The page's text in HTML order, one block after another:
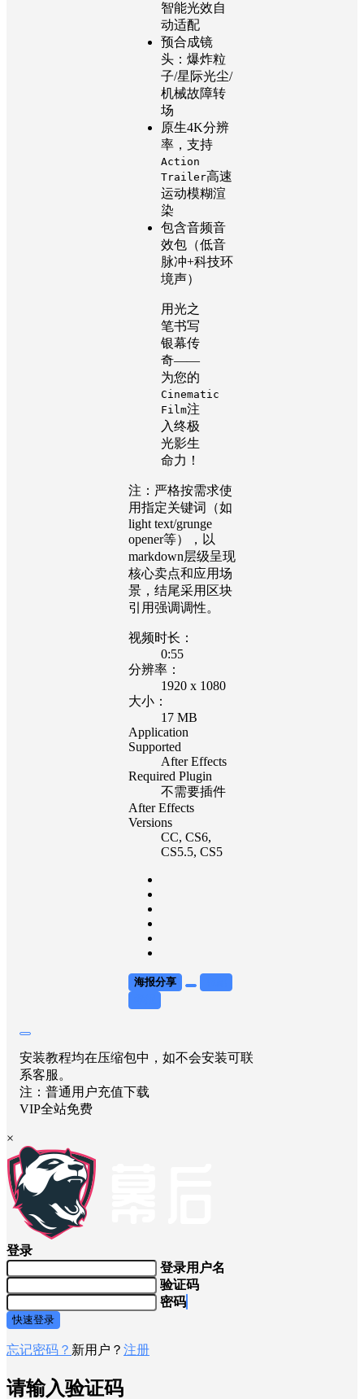
智能光效自
动适配
预合成镜
头：爆炸粒
子/星际光尘/
机械故障转
场
原生4K分辨
率，支持
Action
Trailer高速
运动模糊渲
染
包含音频音
效包（低音
脉冲+科技环
境声）
用光之
笔书写
银幕传
奇——
为您的
Cinematic
Film注
入终极
光影生
命力！
注：严格按需求使
用指定关键词（如
light text/grunge
opener等），以
markdown层级呈现
核心卖点和应用场
景，结尾采用区块
引用强调调性。
视频时长：
0:55
分辨率：
1920 x 1080
大小：
17 MB
Application
Supported
After Effects
Required Plugin
不需要插件
After Effects
Versions
CC, CS6,
CS5.5, CS5
海报分享
安装教程均在压缩包中，如不会安装可联
系客服。
注：普通用户充值下载
VIP全站免费
×
登录
登录用户名
验证码
密码
快速登录
忘记密码？ 新用户？ 注册
请输入验证码